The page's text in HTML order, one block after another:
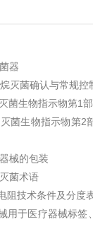
器
灭菌确认与常规控
菌生物指示物第1
菌生物指示物第2
械的包装
菌术语
阻技术条件及分度
用于医疗器械标签